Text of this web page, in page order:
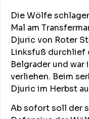
Die Wölfe
Mal am
Djuric von Roter
Linksfuß durchlief
Belgrader und war
verliehen. Beim
Djuric im Herbst
Ab sofort soll der